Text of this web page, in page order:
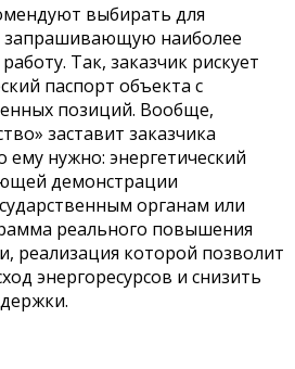
выбирать для
запрашивающую наиболее
Так, заказчик рискует
паспорт объекта с
позиций. Вообще,
заставит заказчика
ему нужно: энергетический
демонстрации
органам или
реального повышения
реализация которой позволит
энергоресурсов и снизить